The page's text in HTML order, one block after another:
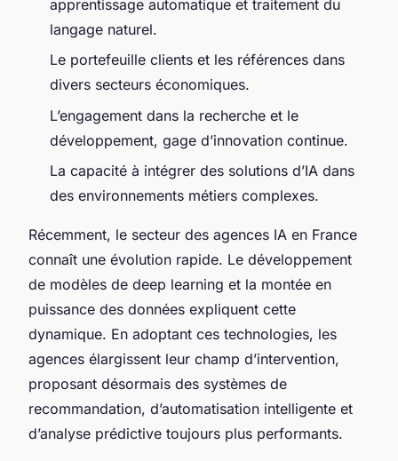
apprentissage automatique et traitement du
langage naturel.
Le portefeuille clients et les références dans
divers secteurs économiques.
L’engagement dans la recherche et le
développement, gage d’innovation continue.
La capacité à intégrer des solutions d’IA dans
des environnements métiers complexes.
Récemment, le secteur des agences IA en France
connaît une évolution rapide. Le développement
de modèles de deep learning et la montée en
puissance des données expliquent cette
dynamique. En adoptant ces technologies, les
agences élargissent leur champ d’intervention,
proposant désormais des systèmes de
recommandation, d’automatisation intelligente et
d’analyse prédictive toujours plus performants.